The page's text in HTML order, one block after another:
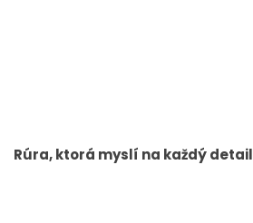
Rúra, ktorá myslí na každý detail